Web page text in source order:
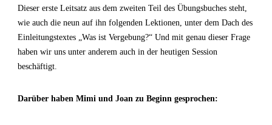
Dieser erste Leitsatz aus dem zweiten Teil des Übungsbuches steht,
wie auch die neun auf ihn folgenden Lektionen, unter dem Dach des
Einleitungstextes „Was ist Vergebung?“ Und mit genau dieser Frage
haben wir uns unter anderem auch in der heutigen Session
beschäftigt.
Darüber haben Mimi und Joan zu Beginn gesprochen: